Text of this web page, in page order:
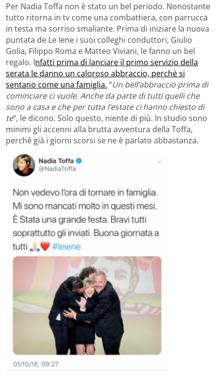
Per Nadia Toffa non è stato un bel periodo. Nonostante
tutto ritorna in tv come una combattiera, con parrucca
in testa ma sorriso smaliante. Prima di iniziare la nuova
puntata de Le Iene i suoi colleghi conduttori, Giulio
Golia, Filippo Roma e Matteo Viviani, le fanno un bel
regalo. Infatti prima di lanciare il primo servizio della
serata le danno un caloroso abbraccio, perchè si
sentano come una famiglia. “Un bell’abbraccio prima di
cominciare ci vuole. Anche da parte di tutti quelli che
sono a casa e che per tutta l’estate ci hanno chiesto di
te“, le dicono. Solo questo, niente di più. In studio sono
minimi gli accenni alla brutta avventura della Toffa,
perchè già i giorni scorsi se ne è parlato abbastanza.